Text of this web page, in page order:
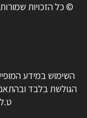
© כל הזכויות שמורות
השימוש במידע
הגולשת בלבד